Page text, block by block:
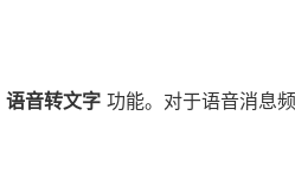
语音转文字 功能。对于语音消息